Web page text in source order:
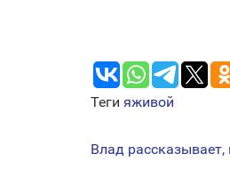
Теги яживой
Влад рассказывает,